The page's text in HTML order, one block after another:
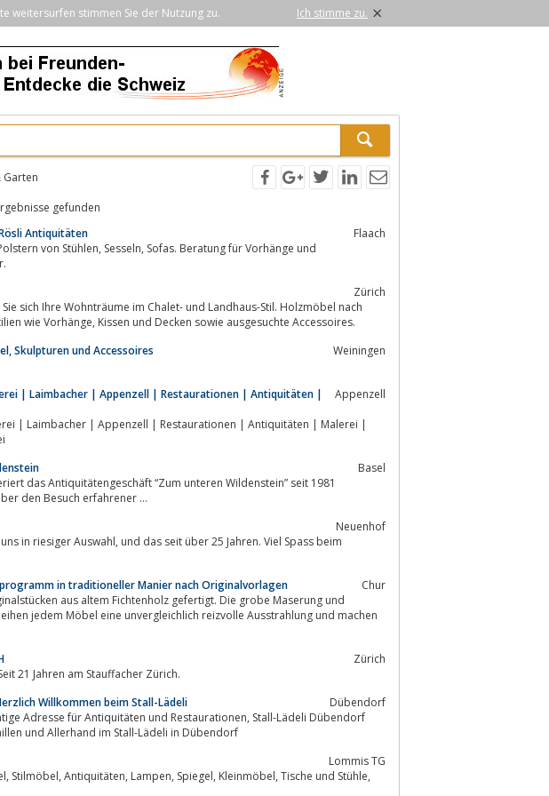
weitersurfen stimmen Sie der Nutzung zu. Ich stimme zu. ×
Garten
gefunden
Antiquitäten
Flaach
Beratung für Vorhänge und
Zürich
Sie sich Ihre Wohnträume im Chalet- und Landhaus-Stil. Holzmöbel nach
Mass, Sofas und Sitzgarnituren, hochwertige Textilien wie Vorhänge, Kissen und Decken sowie ausgesuchte Accessoires.
Skulpturen und Accessoires
Weiningen
| Laimbacher | Appenzell | Restaurationen | Antiquitäten |
Appenzell
| Restaurationen | Antiquitäten | Malerei |
Basel
den Besuch erfahrener ...
Neuenhof
seit über 25 Jahren. Viel Spass beim
in traditioneller Manier nach Originalvorlagen
Chur
aus altem Fichtenholz gefertigt. Die grobe Maserung und
jedem Möbel eine unvergleichlich reizvolle Ausstrahlung und machen
Zürich
21 Jahren am Stauffacher Zürich.
Willkommen beim Stall-Lädeli
Dübendorf
Chinamöbel, Beizentische, Trouvaillen und Allerhand im Stall-Lädeli in Dübendorf
Lommis TG